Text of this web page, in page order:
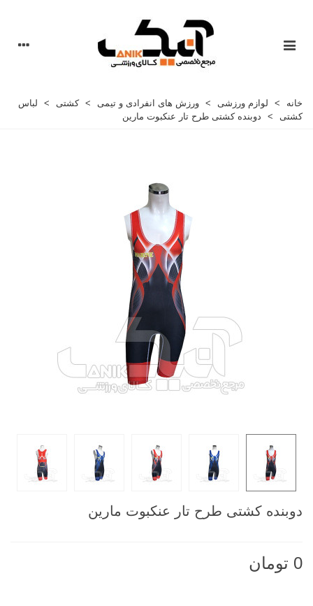
خانه > لوازم ورزشی > ورزش های انفرادی و تیمی > کشتی >
لباس
کشتی
> دوبنده کشتی طرح تار عنکبوت مارین
دوبنده کشتی طرح تار عنکبوت مارین
0 تومان